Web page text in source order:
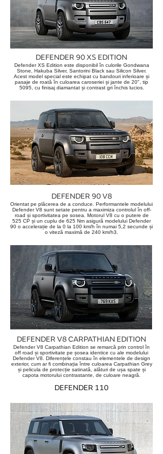
DEFENDER 90 XS EDITION
Defender XS Edition este disponibil în culorile Gondwana
Stone, Hakuba Silver, Santorini Black sau Silicon Silver.
Acest model special este echipat cu bandouri inferioare și
pasaje de roată în culoarea caroseriei și jante de 20", tip
5095, cu finisaj diamantat și contrast gri închis lucios.
DEFENDER 90 V8
Orientat pe plăcerea de a conduce. Performantele modelului
Defender V8 sunt setate pentru a maximiza controlul în off-
road și sportivitatea pe sosea. Motorul V8 cu o putere de
525 CP și un cuplu de 625 Nm asigură modelului Defender
90 o accelerație de la 0 la 100 km/h în numai 5,2 secunde și
o viteză maximă de 240 km/h3.
DEFENDER V8CARPATHIAN EDITION
Defender V8 Carpathian Edition se remarcă prin control în
off road și sportivitate pe șosea identice cu ale modelului
Defender V8. Diferențele constau în elementele de design
exterior, cum ar fi combinația între culoarea Carpathian Grey
și pelicula de protecție satinată, alături de ușa spate și
capota motorului contrastante, de culoare neagră.
DEFENDER 110